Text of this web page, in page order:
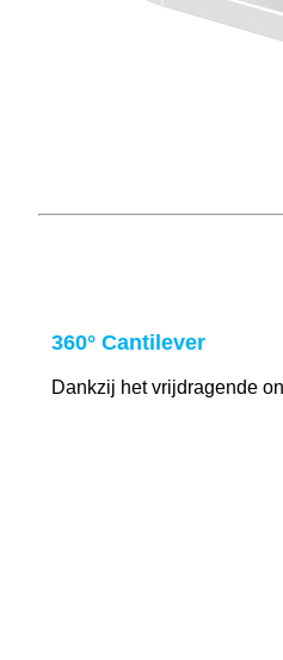
360° Cantilever
Dankzij het vrijdragende